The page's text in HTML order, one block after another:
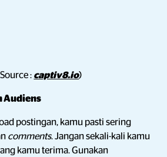
: captiv8.io)
Audiens
postingan, kamu pasti sering
comments. Jangan sekali-kali kamu
kamu terima. Gunakan